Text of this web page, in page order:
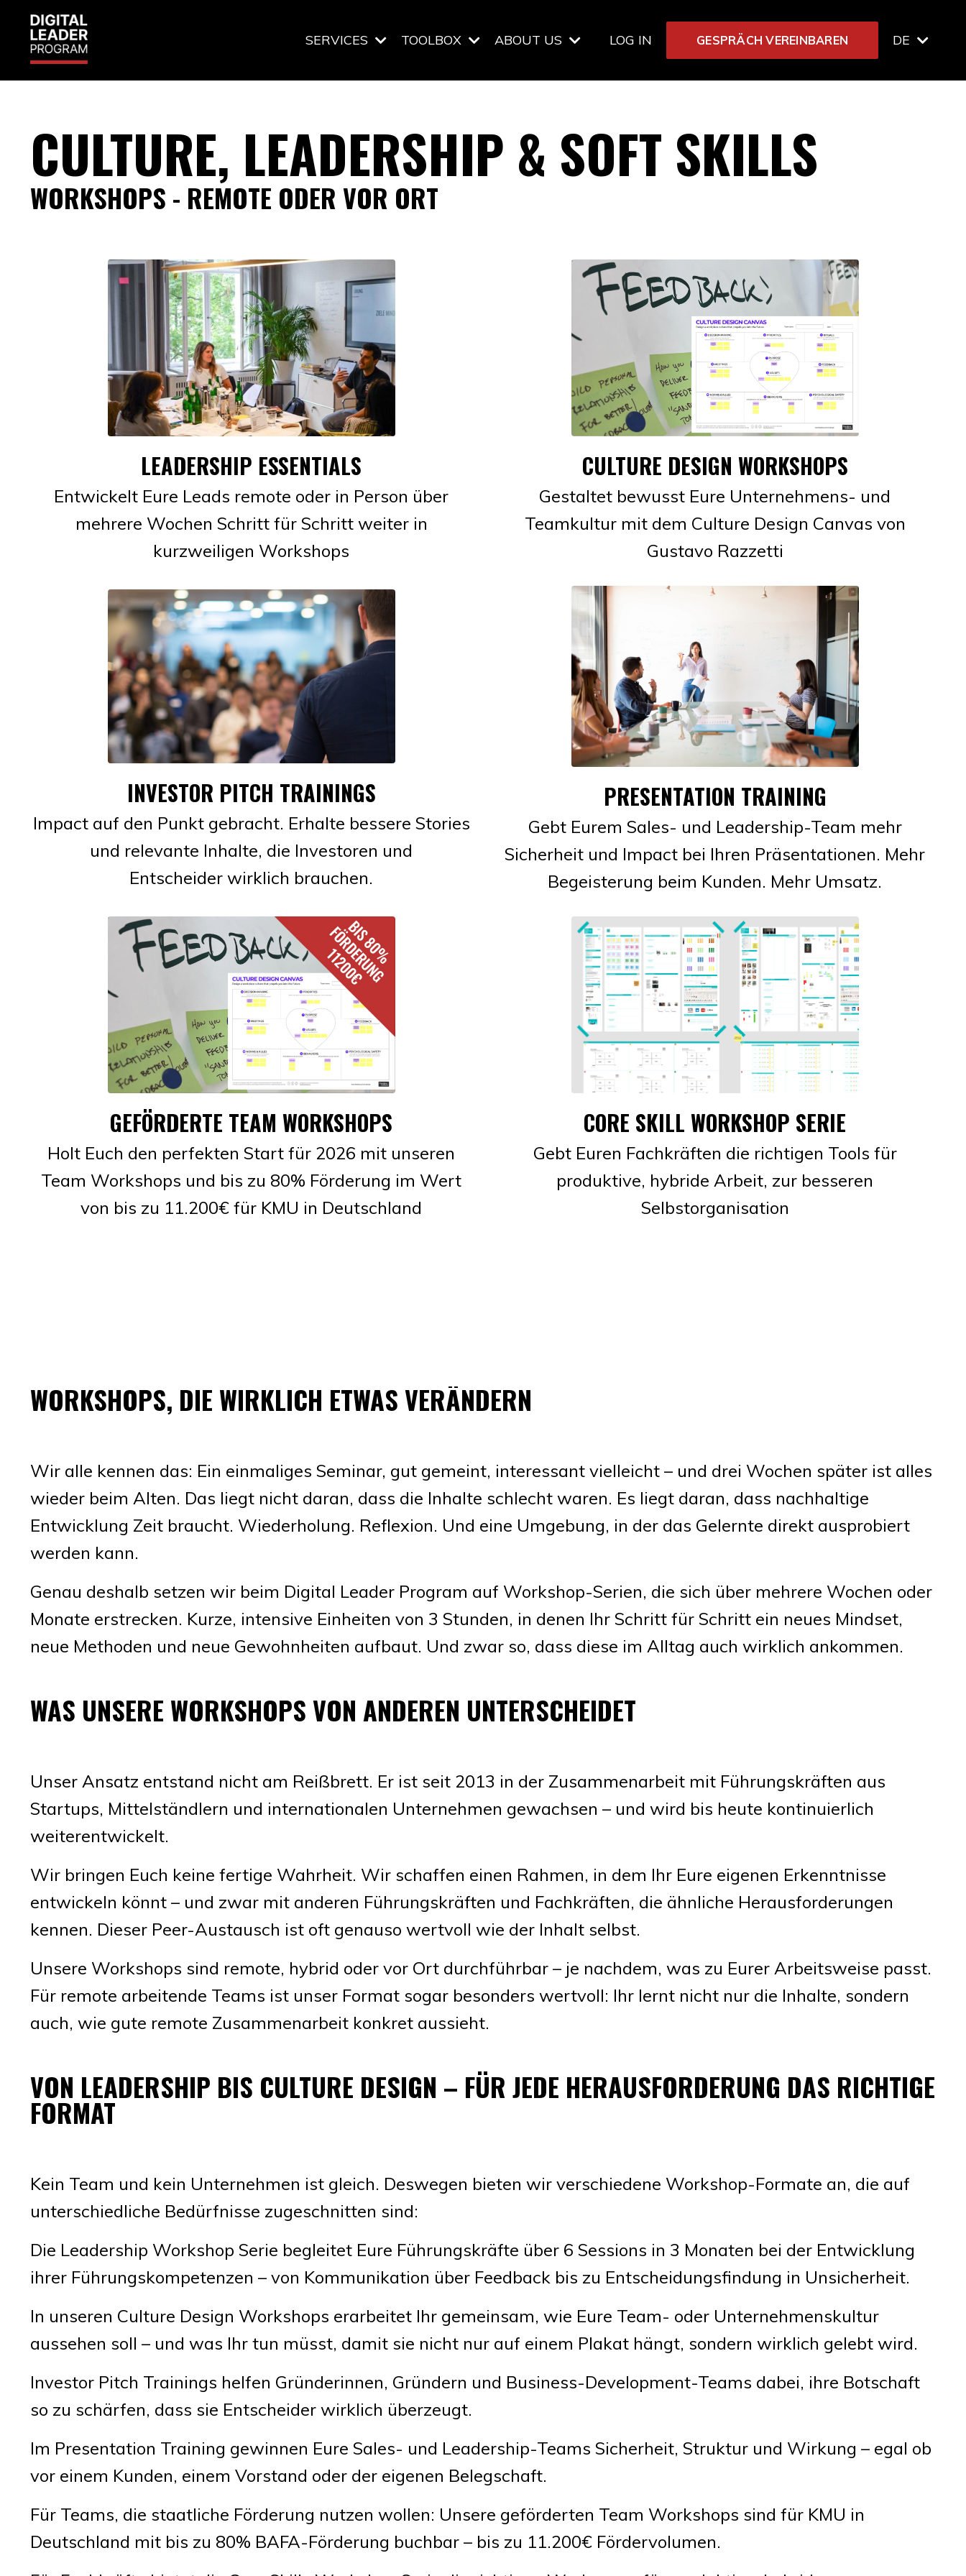
SERVICES TOOLBOX ABOUT US LOG IN GESPRÄCH VEREINBAREN DE
CULTURE, LEADERSHIP & SOFT SKILLS
WORKSHOPS - REMOTE ODER VOR ORT
LEADERSHIP ESSENTIALS
Entwickelt Eure Leads remote oder in Person über
mehrere Wochen Schritt für Schritt weiter in
kurzweiligen Workshops
CULTURE DESIGN WORKSHOPS
Gestaltet bewusst Eure Unternehmens- und
Teamkultur mit dem Culture Design Canvas von
Gustavo Razzetti
INVESTOR PITCH TRAININGS
Impact auf den Punkt gebracht. Erhalte bessere Stories
und relevante Inhalte, die Investoren und
Entscheider wirklich brauchen.
PRESENTATION TRAINING
Gebt Eurem Sales- und Leadership-Team mehr
Sicherheit und Impact bei Ihren Präsentationen. Mehr
Begeisterung beim Kunden. Mehr Umsatz.
GEFÖRDERTE TEAM WORKSHOPS
Holt Euch den perfekten Start für 2026 mit unseren
Team Workshops und bis zu 80% Förderung im Wert
von bis zu 11.200€ für KMU in Deutschland
CORE SKILL WORKSHOP SERIE
Gebt Euren Fachkräften die richtigen Tools für
produktive, hybride Arbeit, zur besseren
Selbstorganisation
WORKSHOPS, DIE WIRKLICH ETWAS VERÄNDERN
Wir alle kennen das: Ein einmaliges Seminar, gut gemeint, interessant vielleicht – und drei Wochen später ist alles
wieder beim Alten. Das liegt nicht daran, dass die Inhalte schlecht waren. Es liegt daran, dass nachhaltige
Entwicklung Zeit braucht. Wiederholung. Reflexion. Und eine Umgebung, in der das Gelernte direkt ausprobiert
werden kann.
Genau deshalb setzen wir beim Digital Leader Program auf Workshop-Serien, die sich über mehrere Wochen oder
Monate erstrecken. Kurze, intensive Einheiten von 3 Stunden, in denen Ihr Schritt für Schritt ein neues Mindset,
neue Methoden und neue Gewohnheiten aufbaut. Und zwar so, dass diese im Alltag auch wirklich ankommen.
WAS UNSERE WORKSHOPS VON ANDEREN UNTERSCHEIDET
Unser Ansatz entstand nicht am Reißbrett. Er ist seit 2013 in der Zusammenarbeit mit Führungskräften aus
Startups, Mittelständlern und internationalen Unternehmen gewachsen – und wird bis heute kontinuierlich
weiterentwickelt.
Wir bringen Euch keine fertige Wahrheit. Wir schaffen einen Rahmen, in dem Ihr Eure eigenen Erkenntnisse
entwickeln könnt – und zwar mit anderen Führungskräften und Fachkräften, die ähnliche Herausforderungen
kennen. Dieser Peer-Austausch ist oft genauso wertvoll wie der Inhalt selbst.
Unsere Workshops sind remote, hybrid oder vor Ort durchführbar – je nachdem, was zu Eurer Arbeitsweise passt.
Für remote arbeitende Teams ist unser Format sogar besonders wertvoll: Ihr lernt nicht nur die Inhalte, sondern
auch, wie gute remote Zusammenarbeit konkret aussieht.
VON LEADERSHIP BIS CULTURE DESIGN – FÜR JEDE HERAUSFORDERUNG DAS RICHTIGE
FORMAT
Kein Team und kein Unternehmen ist gleich. Deswegen bieten wir verschiedene Workshop-Formate an, die auf
unterschiedliche Bedürfnisse zugeschnitten sind:
Die Leadership Workshop Serie begleitet Eure Führungskräfte über 6 Sessions in 3 Monaten bei der Entwicklung
ihrer Führungskompetenzen – von Kommunikation über Feedback bis zu Entscheidungsfindung in Unsicherheit.
In unseren Culture Design Workshops erarbeitet Ihr gemeinsam, wie Eure Team- oder Unternehmenskultur
aussehen soll – und was Ihr tun müsst, damit sie nicht nur auf einem Plakat hängt, sondern wirklich gelebt wird.
Investor Pitch Trainings helfen Gründerinnen, Gründern und Business-Development-Teams dabei, ihre Botschaft
so zu schärfen, dass sie Entscheider wirklich überzeugt.
Im Presentation Training gewinnen Eure Sales- und Leadership-Teams Sicherheit, Struktur und Wirkung – egal ob
vor einem Kunden, einem Vorstand oder der eigenen Belegschaft.
Für Teams, die staatliche Förderung nutzen wollen: Unsere geförderten Team Workshops sind für KMU in
Deutschland mit bis zu 80% BAFA-Förderung buchbar – bis zu 11.200€ Fördervolumen.